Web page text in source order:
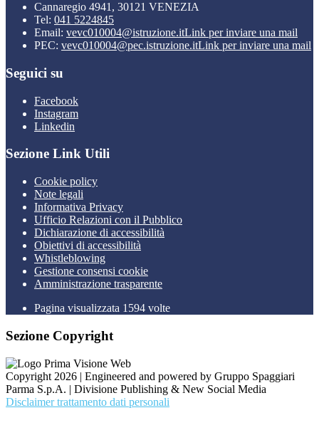
Cannaregio 4941, 30121 VENEZIA
Tel: 041 5224845
Email: vevc010004@istruzione.itLink per inviare una mail
PEC: vevc010004@pec.istruzione.itLink per inviare una mail
Seguici su
Facebook
Instagram
Linkedin
Sezione Link Utili
Cookie policy
Note legali
Informativa Privacy
Ufficio Relazioni con il Pubblico
Dichiarazione di accessibilità
Obiettivi di accessibilità
Whistleblowing
Gestione consensi cookie
Amministrazione trasparente
Pagina visualizzata 1594 volte
Sezione Copyright
Copyright 2026 | Engineered and powered by Gruppo Spaggiari
Parma S.p.A. | Divisione Publishing & New Social Media
Disclaimer trattamento dati personali